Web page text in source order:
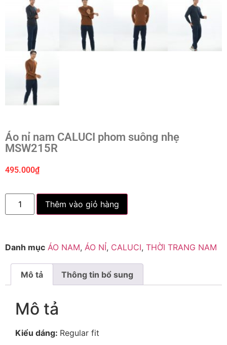
Áo nỉ nam CALUCI phom suông nhẹ
MSW215R
495.000₫
Thêm vào giỏ hàng
Danh mục ÁO NAM, ÁO NỈ, CALUCI, THỜI TRANG NAM
Mô tả Thông tin bổ sung
Mô tả
Kiểu dáng: Regular fit